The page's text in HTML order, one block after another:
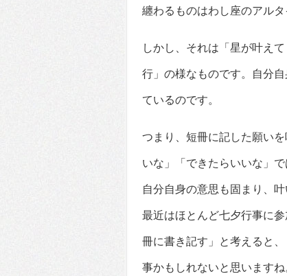
纏わるものはわし座のアル
しかし、それは「星が叶え
行」の様なものです。自分
ているのです。
つまり、短冊に記した願い
いな」「できたらいいな」
自分自身の意思も固まり、
最近はほとんど七夕行事に
冊に書き記す」と考えると
事かもしれないと思いますね